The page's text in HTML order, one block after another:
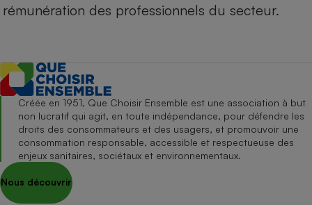
rémunération des professionnels du secteur.
Créée en 1951, Que Choisir Ensemble est une association à but
non lucratif qui agit, en toute indépendance, pour défendre les
droits des consommateurs et des usagers, et promouvoir une
consommation responsable, accessible et respectueuse des
enjeux sanitaires, sociétaux et environnementaux.
Nous découvrir